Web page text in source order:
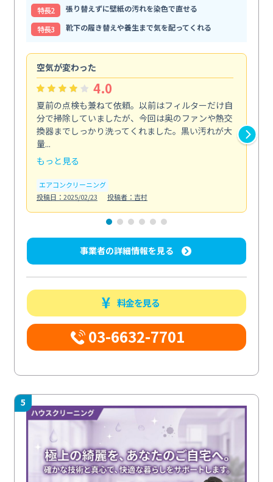
特⻑2
張り替えずに壁紙の汚れを染色で直せる
特⻑3
靴下の履き替えや養生まで気を配ってくれる
空気が変わった
4.0
夏前の点検も兼ねて依頼。以前はフィルターだけ自
分で掃除していましたが、今回は奥のファンや熱交
換器までしっかり洗ってくれました。黒い汚れが大
量...
もっと見る
エアコンクリーニング
投稿日：2025/02/23
投稿者：吉村
事業者の詳細情報を見る
料金を見る
03-6632-7701
5